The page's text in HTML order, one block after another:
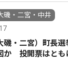
磯・二宮・中井
磯・二宮）町長
か 投開票はとも